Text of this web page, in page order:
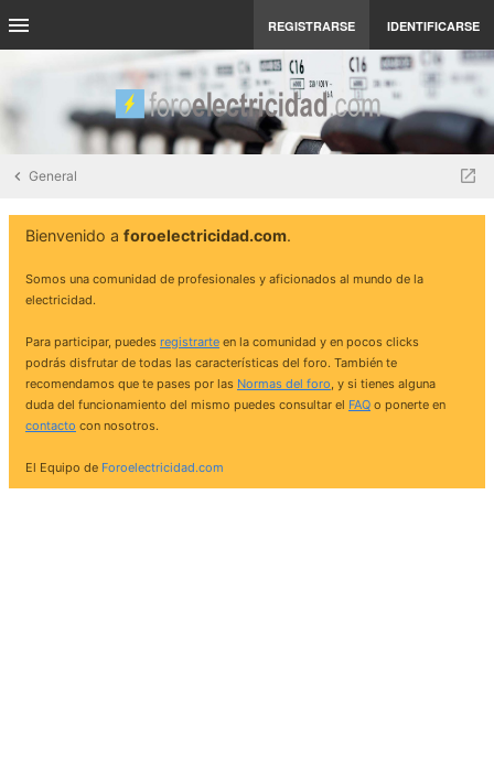
REGISTRARSE IDENTIFICARSE
General
Bienvenido a foroelectricidad.com.
Somos una comunidad de profesionales y aficionados al mundo de la
electricidad.
Para participar, puedes registrarte en la comunidad y en pocos clicks
podrás disfrutar de todas las características del foro. También te
recomendamos que te pases por las Normas del foro, y si tienes alguna
duda del funcionamiento del mismo puedes consultar el FAQ o ponerte en
contacto con nosotros.
El Equipo de Foroelectricidad.com